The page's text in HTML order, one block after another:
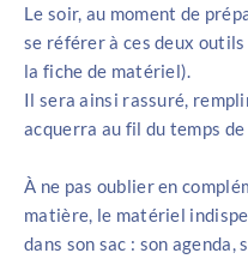
Le soir, au moment de
se référer à ces deux
la fiche de matériel).
Il sera ainsi rassuré,
acquerra au fil du temps
À ne pas oublier en
matière, le matériel
dans son sac : son